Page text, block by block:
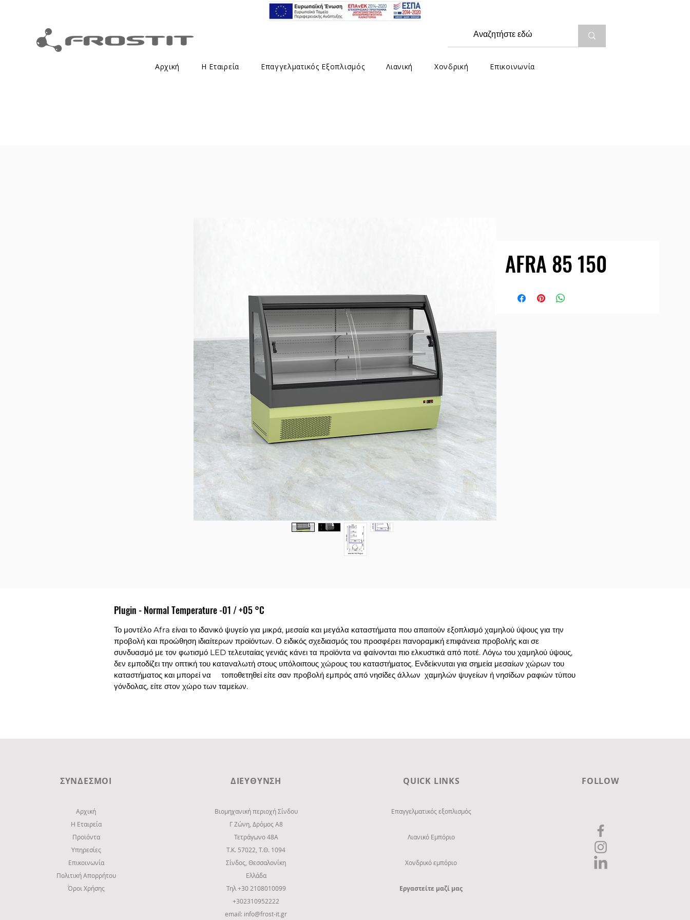
Αρχική Η Εταιρεία Επαγγελματικός Εξοπλισμός Λιανική Χονδρική Επικοινωνία
AFRA 85 150
Plugin - Normal Temperature -01 / +05 °C
Το μοντέλο Afra είναι το ιδανικό ψυγείο για μικρά, μεσαία και μεγάλα καταστήματα που απαιτούν εξοπλισμό χαμηλού ύψους για την
προβολή και προώθηση ιδιαίτερων προϊόντων. Ο ειδικός σχεδιασμός του προσφέρει πανοραμική επιφάνεια προβολής και σε
συνδυασμό με τον φωτισμό LED τελευταίας γενιάς κάνει τα προϊόντα να φαίνονται πιο ελκυστικά από ποτέ. Λόγω του χαμηλού ύψους,
δεν εμποδίζει την οπτική του καταναλωτή στους υπόλοιπους χώρους του καταστήματος. Ενδείκνυται για σημεία μεσαίων χώρων του
καταστήματος και μπορεί να τοποθετηθεί είτε σαν προβολή εμπρός από νησίδες άλλων χαμηλών ψυγείων ή νησίδων ραφιών τύπου
γόνδολας, είτε στον χώρο των ταμείων.
ΣΥΝΔΕΣΜΟΙ
Αρχική
Η Εταιρεία
Προϊόντα
Υπηρεσίες
Επικοινωνία
Πολιτική Απορρήτου
Όροι Χρήσης
ΔΙΕΥΘΥΝΣΗ
Βιομηχανική περιοχή Σίνδου
Γ Ζώνη, Δρόμος Α8
Τετράγωνο 48Α
Τ.Κ. 57022, Τ.Θ. 1094
Σίνδος, Θεσσαλονίκη
Ελλάδα
Τηλ +30 2108010099
+302310952222
email: info@frost-it.gr
QUICK LINKS
Επαγγελματικός εξοπλισμός
Λιανικό Εμπόριο
Χονδρικό εμπόριο
Εργαστείτε μαζί μας
FOLLOW